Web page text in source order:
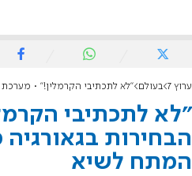
ערוץ 7 בעולם "לא לתכתיבי הקרמלין!" • מערכת
"לא לתכתיבי
הבחירות
המתח לשיא